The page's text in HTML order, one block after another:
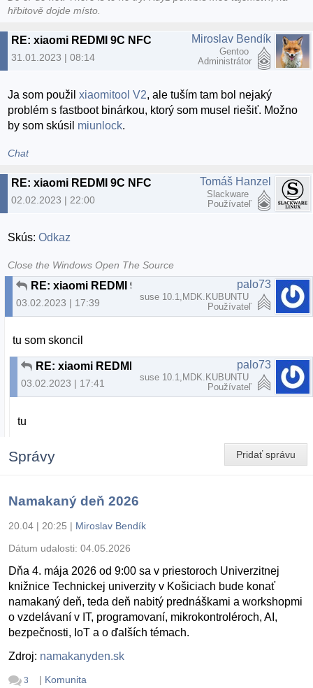
hřbitově dojde místo.
RE: xiaomi REDMI 9C NFC
31.01.2023 | 08:14
Miroslav Bendík
Gentoo
Administrátor
Ja som použilxiaomitool V2, ale tuším tam bol nejaký
problém s fastboot binárkou, ktorý som musel riešiť. Možno
by som skúsil miunlock.
Chat
RE: xiaomi REDMI 9C NFC
02.02.2023 | 22:00
Tomáš Hanzel
Slackware
Používateľ
Skús:Odkaz
Close the Windows Open The Source
RE: xiaomi REDMI 9C NFC
03.02.2023 | 17:39
palo73
suse 10.1,MDK.KUBUNTU
Používateľ
tu som skoncil
RE: xiaomi REDMI 9C NFC
03.02.2023 | 17:41
palo73
suse 10.1,MDK.KUBUNTU
Používateľ
tu
Pridať správu
Správy
Namakaný deň 2026
20.04 | 20:25 | Miroslav Bendík
Dátum udalosti: 04.05.2026
Dňa 4. mája 2026 od 9:00 sa v priestoroch Univerzitnej
knižnice Technickej univerzity v Košiciach bude konať
namakaný deň, teda deň nabitý prednáškami a workshopmi
o vzdelávaní v IT, programovaní, mikrokontroléroch, AI,
bezpečnosti, IoT a o ďalších témach.
Zdroj: namakanyden.sk
3 | Komunita